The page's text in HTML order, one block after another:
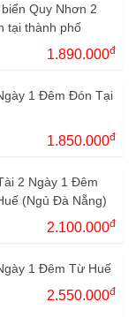
Quy Nhơn 2
tại thành phố
1.890.000đ
1 Đêm Đón Tại
1.850.000đ
2 Ngày 1 Đêm
(Ngủ Đà Nẵng)
2.100.000đ
1 Đêm Từ Huế
2.550.000đ